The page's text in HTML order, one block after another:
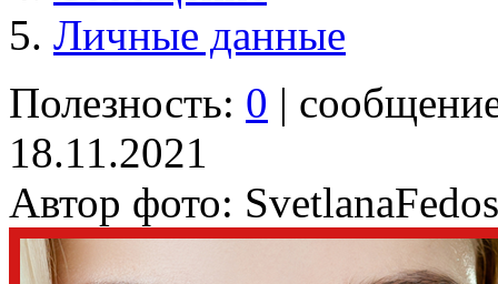
Личные данные
Полезность: 0 |
18.11.2021
Автор фото: